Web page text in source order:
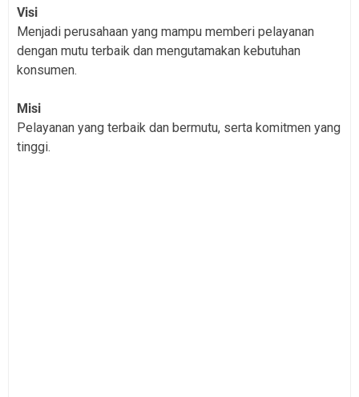
Visi
Menjadi perusahaan yang mampu memberi pelayanan
dengan mutu terbaik dan mengutamakan kebutuhan
konsumen.
Misi
Pelayanan yang terbaik dan bermutu, serta komitmen yang
tinggi.